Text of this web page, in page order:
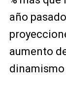
año
aumento